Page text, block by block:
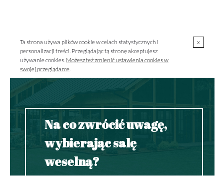
Ta strona używa plików cookie w celach statystycznych i
personalizacji treści. Przeglądając tą stronę akceptujesz
używanie cookies. Możesz też zmienić ustawienia cookies w
swojej przeglądarce.
x
szklarnia@szklarniagrodzisk.pl
Na co zwrócić uwagę,
wybierając salę
weselną?